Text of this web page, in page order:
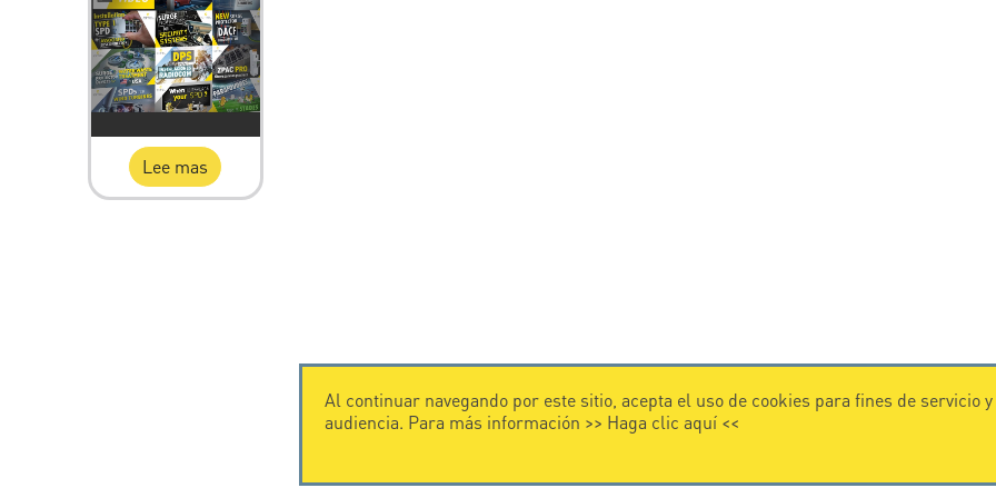
Lee mas
Al continuar navegando por este sitio, acepta el uso de cookies para fines de servicio
audiencia. Para más información >> Haga clic aquí<<